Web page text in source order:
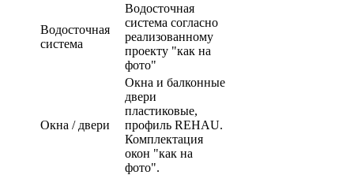
Водосточная
система
Водосточная
система согласно
реализованному
проекту "как на
фото"
Окна / двери
Окна и балконные
двери
пластиковые,
профиль REHAU.
Комплектация
окон "как на
фото".